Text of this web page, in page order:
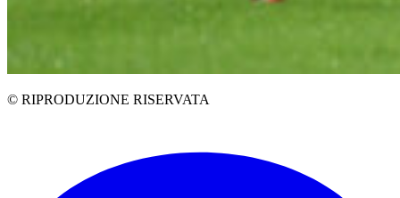
© RIPRODUZIONE RISERVATA